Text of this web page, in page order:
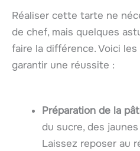
Réaliser cette tarte ne
de chef, mais quelques
faire la différence. Voici
garantir une réussite :
Préparation de la
du sucre, des
Laissez reposer au